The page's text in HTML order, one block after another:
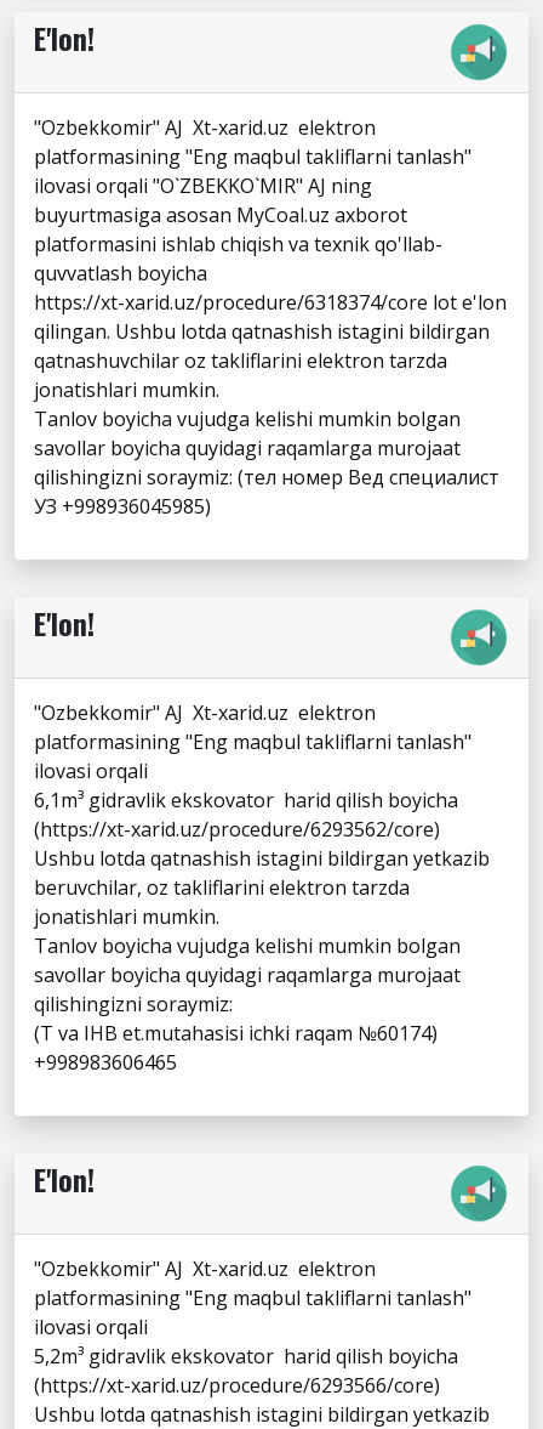
E'lon!
"Ozbekkomir" AJ Xt-xarid.uz elektron
platformasining "Eng maqbul takliflarni tanlash"
ilovasi orqali "O`ZBEKKO`MIR" AJ ning
buyurtmasiga asosan MyCoal.uz axborot
platformasini ishlab chiqish va texnik qo'llab-
quvvatlash boyicha
https://xt-xarid.uz/procedure/6318374/core lot e'lon
qilingan. Ushbu lotda qatnashish istagini bildirgan
qatnashuvchilar oz takliflarini elektron tarzda
jonatishlari mumkin.
Tanlov boyicha vujudga kelishi mumkin bolgan
savollar boyicha quyidagi raqamlarga murojaat
qilishingizni soraymiz: (тел номер Вед специалист
УЗ +998936045985)
E'lon!
"Ozbekkomir" AJ Xt-xarid.uz elektron
platformasining "Eng maqbul takliflarni tanlash"
ilovasi orqali
6,1m³ gidravlik ekskovator harid qilish boyicha
(https://xt-xarid.uz/procedure/6293562/core)
Ushbu lotda qatnashish istagini bildirgan yetkazib
beruvchilar, oz takliflarini elektron tarzda
jonatishlari mumkin.
Tanlov boyicha vujudga kelishi mumkin bolgan
savollar boyicha quyidagi raqamlarga murojaat
qilishingizni soraymiz:
(T va IHB et.mutahasisi ichki raqam №60174)
+998983606465
E'lon!
"Ozbekkomir" AJ Xt-xarid.uz elektron
platformasining "Eng maqbul takliflarni tanlash"
ilovasi orqali
5,2m³ gidravlik ekskovator harid qilish boyicha
(https://xt-xarid.uz/procedure/6293566/core)
Ushbu lotda qatnashish istagini bildirgan yetkazib